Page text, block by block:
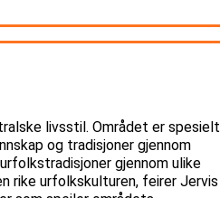
livsstil. Området er spesielt
og tradisjoner gjennom
gjennom ulike
rike urfolkskulturen, feirer Jervis